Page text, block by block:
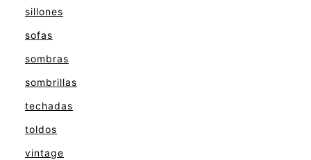
sillones
sofas
sombras
sombrillas
techadas
toldos
vintage